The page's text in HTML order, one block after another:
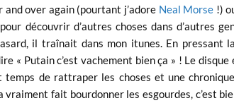
and over again (pourtant j’adore Neal Morse !)
découvrir d’autres choses dans d’autres
il traînait dans mon itunes. En pressant
« Putain c’est vachement bien ça » ! Le
de rattraper les choses et une
vraiment fait bourdonner les esgourdes, c’est